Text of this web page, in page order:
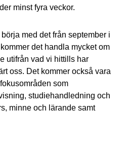
minst fyra veckor.
med det från september i
det handla mycket om
utifrån vad vi hittills har
oss. Det kommer också vara
som
studiehandledning och
minne och lärande samt